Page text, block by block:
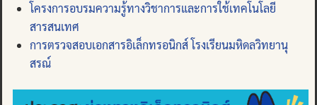
โครงการอบรมความรู้ทางวิชาการและการใช้เทคโนโลยี
สารสนเทศ
การตรวจสอบเอกสารอิเล็กทรอนิกส์ โรงเรียนมหิดลวิทยานุ
สรณ์